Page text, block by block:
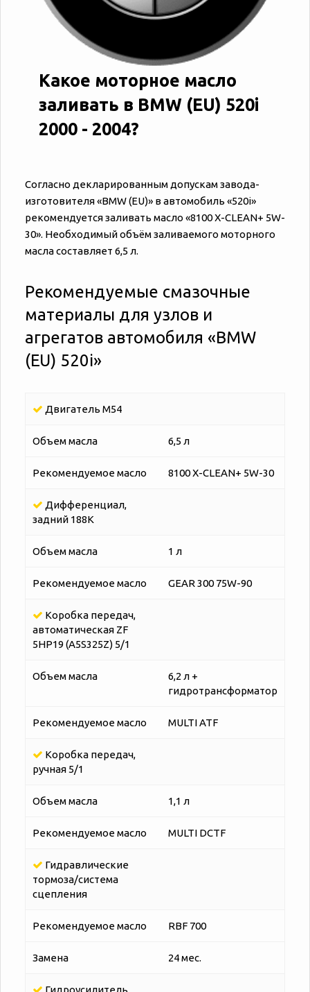
Какое моторное масло
заливать в BMW (EU) 520i
2000 - 2004?
Согласно декларированным допускам завода-
изготовителя «‎‎BMW (EU)» в автомобиль «‎‎520i»
рекомендуется заливать масло «8100 X-CLEAN+ 5W-
30». Необходимый объём заливаемого моторного
масла составляет 6,5 л.
Рекомендуемые смазочные
материалы для узлов и
агрегатов автомобиля «‎‎BMW
(EU) 520i»
Двигатель M54
Объем масла 6,5 л
Рекомендуемое масло 8100 X-CLEAN+ 5W-30
Дифференциал,
задний 188K
Объем масла 1 л
Рекомендуемое масло GEAR 300 75W-90
Коробка передач,
автоматическая ZF
5HP19 (A5S325Z) 5/1
Объем масла
6,2 л +
гидротрансформатор
Рекомендуемое масло MULTI ATF
Коробка передач,
ручная 5/1
Объем масла 1,1 л
Рекомендуемое масло MULTI DCTF
Гидравлические
тормоза/система
сцепления
Рекомендуемое масло RBF 700
Замена 24 мес.
Гидроусилитель